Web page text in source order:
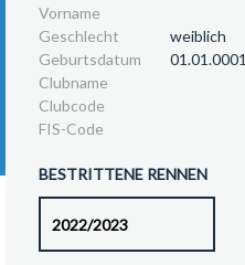
Vorname
Geschlecht
weiblich
Geburtsdatum
01.01.0001
Clubname
Clubcode
FIS-Code
BESTRITTENE RENNEN